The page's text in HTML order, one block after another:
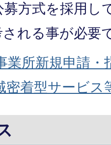
方式を採用し
れる事が必要
所新規申請・
密着型サービス